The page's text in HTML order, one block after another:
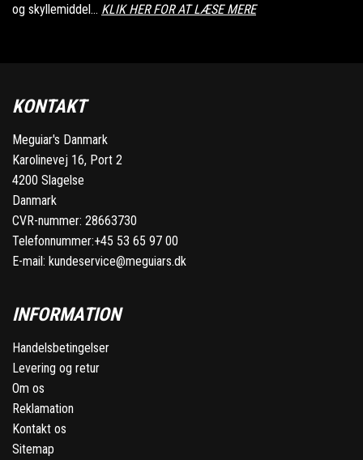
og skyllemiddel... KLIK HER FOR AT LÆSE MERE
KONTAKT
Meguiar's Danmark
Karolinevej 16, Port 2
4200 Slagelse
Danmark
CVR-nummer: 28663730
Telefonnummer:+45 53 65 97 00
E-mail: kundeservice@meguiars.dk
INFORMATION
Handelsbetingelser
Levering og retur
Om os
Reklamation
Kontakt os
Sitemap